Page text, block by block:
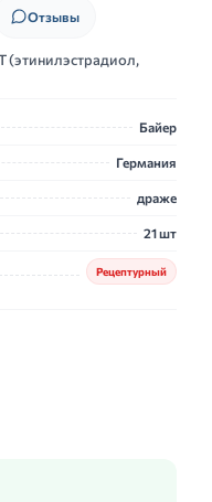
Отзывы
(этинилэстрадиол,
Байер
Германия
драже
21 шт
Рецептурный